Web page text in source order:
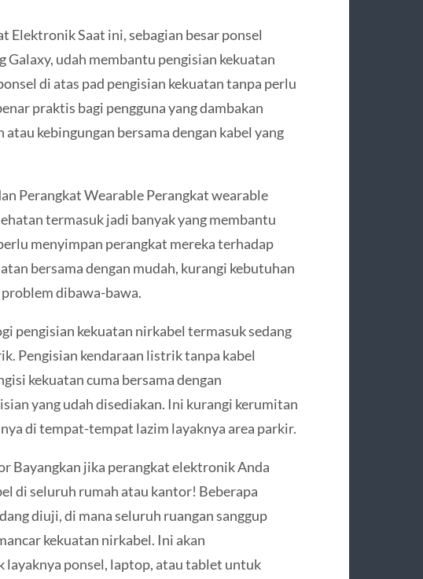
Elektronik Saat ini, sebagian besar ponsel
Galaxy, udah membantu pengisian kekuatan
di atas pad pengisian kekuatan tanpa perlu
praktis bagi pengguna yang dambakan
kebingungan bersama dengan kabel yang
Perangkat Wearable Perangkat wearable
termasuk jadi banyak yang membantu
menyimpan perangkat mereka terhadap
bersama dengan mudah, kurangi kebutuhan
problem dibawa-bawa.
pengisian kekuatan nirkabel termasuk sedang
Pengisian kendaraan listrik tanpa kabel
kekuatan cuma bersama dengan
yang udah disediakan. Ini kurangi kerumitan
di tempat-tempat lazim layaknya area parkir.
Bayangkan jika perangkat elektronik Anda
di seluruh rumah atau kantor! Beberapa
diuji, di mana seluruh ruangan sanggup
kekuatan nirkabel. Ini akan
ponsel, laptop, atau tablet untuk